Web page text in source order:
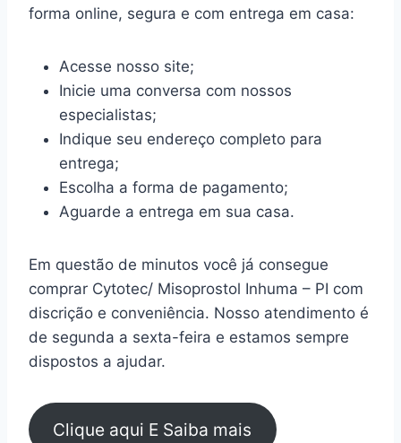
forma online, segura e com entrega em casa:
Acesse nosso site;
Inicie uma conversa com nossos
especialistas;
Indique seu endereço completo para
entrega;
Escolha a forma de pagamento;
Aguarde a entrega em sua casa.
Em questão de minutos você já consegue
comprar Cytotec/ Misoprostol Inhuma – PI com
discrição e conveniência. Nosso atendimento é
de segunda a sexta-feira e estamos sempre
dispostos a ajudar.
Clique aqui E Saiba mais